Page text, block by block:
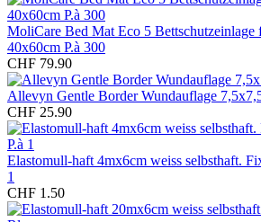
MoliCare Bed Mat Eco 5 Bettschutzeinlage
40x60cm P.à 300
CHF 79.90
Allevyn Gentle Border Wundauflage
CHF 25.90
Elastomull-haft 4mx6cm weiss selbsthaft.
1
CHF 1.50